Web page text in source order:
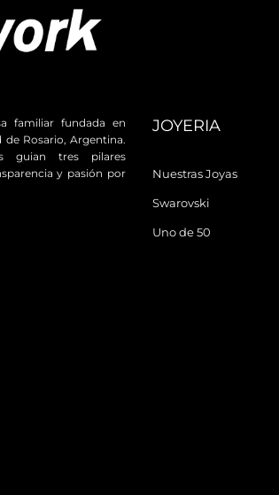
familiar fundada en
de Rosario, Argentina.
guian tres pilares
y pasión por
JOYERIA
Nuestras Joyas
Swarovski
Uno de 50